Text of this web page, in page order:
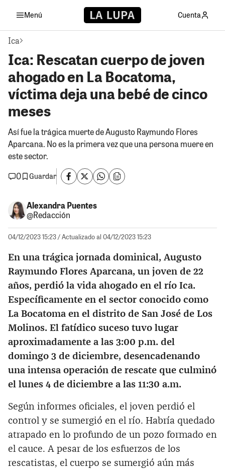
Menú Cuenta
Ica
Ica: Rescatan cuerpo de joven
ahogado en La Bocatoma,
víctima deja una bebé de cinco
meses
Así fue la trágica muerte de Augusto Raymundo Flores
Aparcana. No es la primera vez que una persona muere en
este sector.
0
Guardar
Alexandra Puentes
@Redacción
04/12/2023 15:23/ Actualizado al 04/12/2023 15:23
En una trágica jornada dominical, Augusto
Raymundo Flores Aparcana, un joven de 22
años, perdió la vida ahogado en el río Ica.
Específicamente en el sector conocido como
La Bocatoma en el distrito de San José de Los
Molinos. El fatídico suceso tuvo lugar
aproximadamente a las 3:00 p.m. del
domingo 3 de diciembre, desencadenando
una intensa operación de rescate que culminó
el lunes 4 de diciembre a las 11:30 a.m.
Según informes oficiales, el joven perdió el
control y se sumergió en el río. Habría quedado
atrapado en lo profundo de un pozo formado en
el cauce. A pesar de los esfuerzos de los
rescatistas, el cuerpo se sumergió aún más